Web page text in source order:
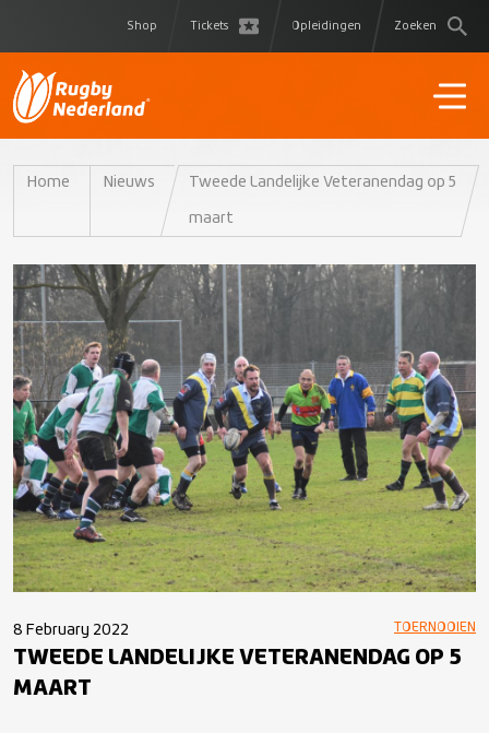
Shop Tickets Opleidingen Zoeken
Home Nieuws Tweede Landelijke Veteranendag op 5
maart
8 February 2022 TOERNOOIEN
TWEEDE LANDELIJKE VETERANENDAG OP 5
MAART